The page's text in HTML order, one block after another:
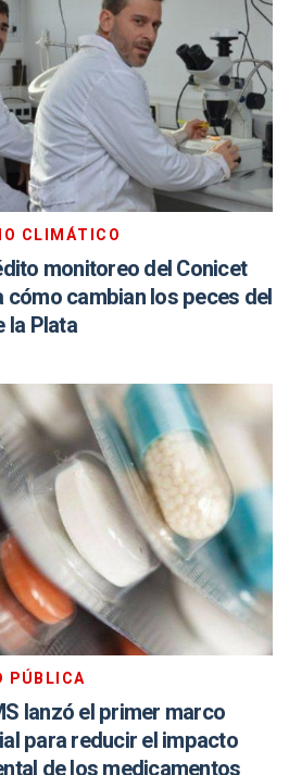
CLIMÁTICO
monitoreo del Conicet
cómo cambian los peces del
la Plata
PÚBLICA
lanzó el primer marco
para reducir el impacto